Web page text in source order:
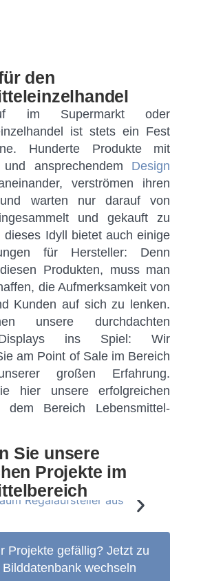
den
im Supermarkt oder
ist stets ein Fest
Hunderte Produkte mit
und ansprechendem Design
verströmen ihren
warten nur darauf von
und gekauft zu
dieses Idyll bietet auch einige
für Hersteller: Denn
Produkten, muss man
die Aufmerksamkeit von
Kunden auf sich zu lenken.
unsere durchdachten
Displays ins Spiel: Wir
am Point of Sale im Bereich
großen Erfahrung.
hier unsere erfolgreichen
dem Bereich Lebensmittel-
Sie unsere
Projekte im
Projekte gefällig? Jetzt zu
wechseln